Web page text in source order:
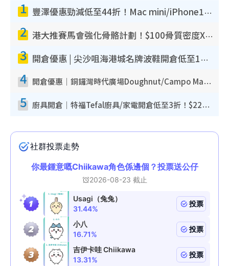
1 豐澤優惠勁減低至44折！Mac mini/iPhone17Pro大減價！廚房家電$220起
2 港大推賽馬會強化骨骼計劃！$100骨質密度X光檢查 完成免費運動訓練送超市禮券！附參加資格
3 開倉優惠 | 尖沙咀海港城名牌波鞋開倉低至1折！On鞋$899起／Joy&Peace鞋履$98起
4 開倉優惠｜銅鑼灣時代廣場Doughnut/Campo Marzio開倉低至1折！背囊、書包、手袋劈價$200起
5 廚具開倉｜特福Tefal廚具/家電開倉低至3折！$220起買平底鍋/炒鑊/湯煲！電飯煲/吸塵機/燙斗$418起